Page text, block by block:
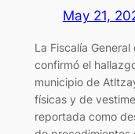
May 21,
La Fiscalía
confirmó el
municipio de
físicas y de
reportada como